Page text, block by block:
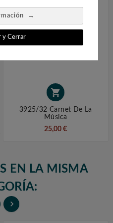
→
y Cerrar

3925/32 Carnet De La
Música
25,00 €
EN LA MISMA
